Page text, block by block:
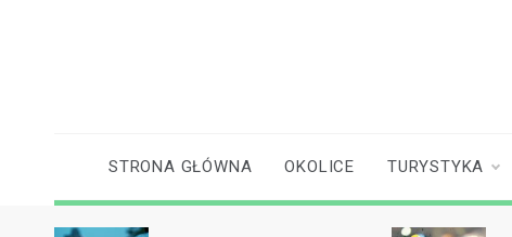
STRONA GŁÓWNA OKOLICE TURYSTYKA